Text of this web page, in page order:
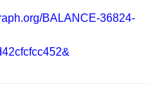
BALANCE-36824-